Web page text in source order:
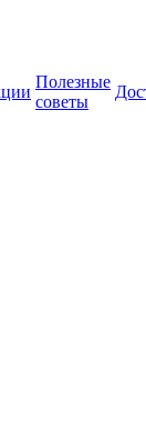
Полезные
советы